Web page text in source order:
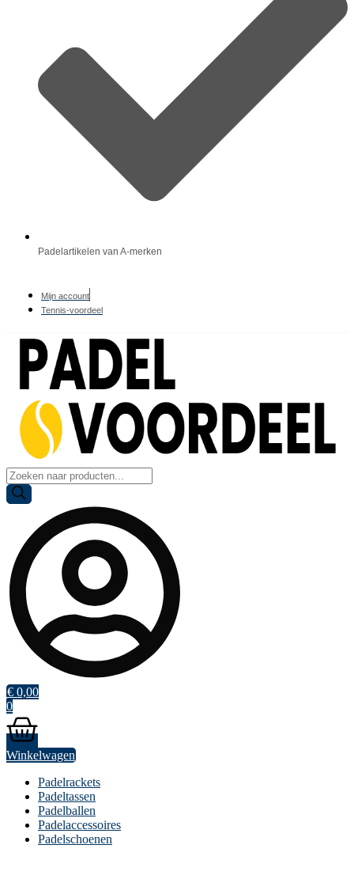
Padelartikelen van A-merken
Mijn account
Tennis-voordeel
Producten
zoeken
€ 0,00
0
Winkelwagen
Padelrackets
Padeltassen
Padelballen
Padelaccessoires
Padelschoenen